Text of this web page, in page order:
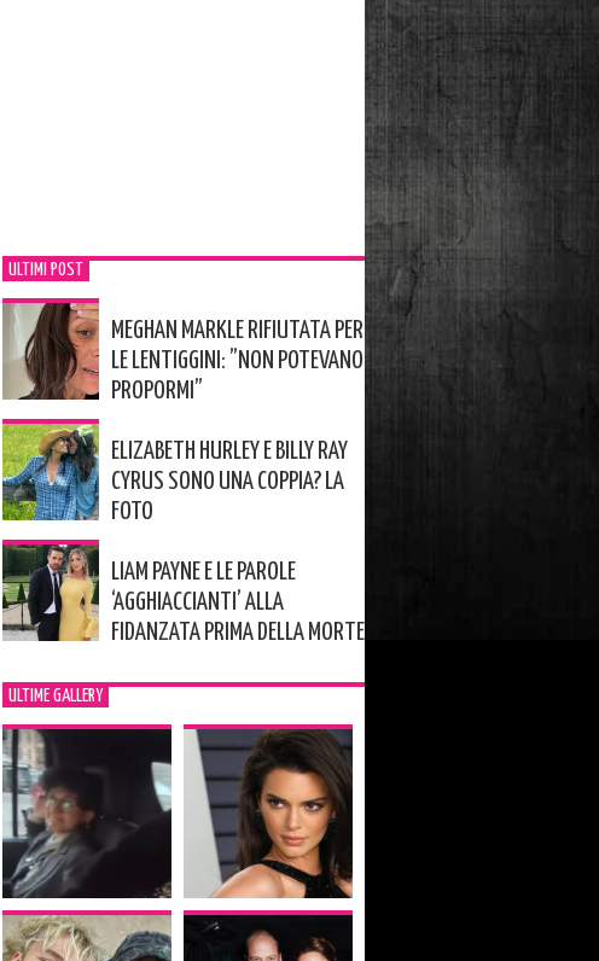
ULTIMI POST
MEGHAN MARKLE RIFIUTATA PER
LE LENTIGGINI: ”NON POTEVANO
PROPORMI”
ELIZABETH HURLEY E BILLY RAY
CYRUS SONO UNA COPPIA? LA
FOTO
LIAM PAYNE E LE PAROLE
‘AGGHIACCIANTI’ ALLA
FIDANZATA PRIMA DELLA MORTE
ULTIME GALLERY